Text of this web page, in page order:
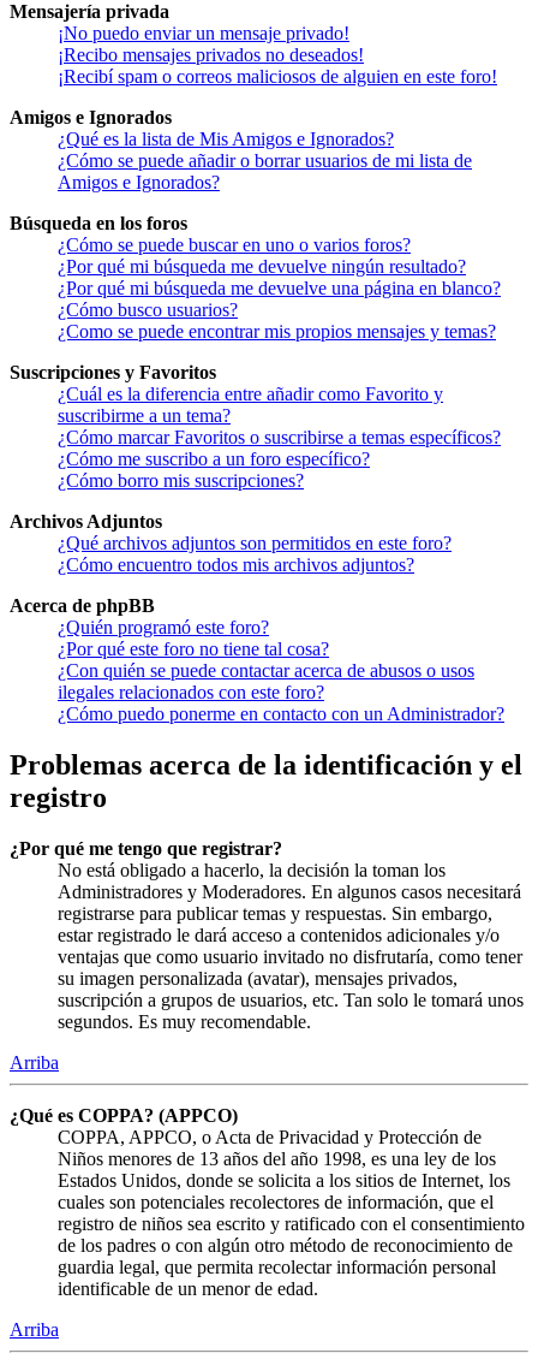
Mensajería privada
¡No puedo enviar un mensaje privado!
¡Recibo mensajes privados no deseados!
¡Recibí spam o correos maliciosos de alguien en este foro!
Amigos e Ignorados
¿Qué es la lista de Mis Amigos e Ignorados?
¿Cómo se puede añadir o borrar usuarios de mi lista de
Amigos e Ignorados?
Búsqueda en los foros
¿Cómo se puede buscar en uno o varios foros?
¿Por qué mi búsqueda me devuelve ningún resultado?
¿Por qué mi búsqueda me devuelve una página en blanco?
¿Cómo busco usuarios?
¿Como se puede encontrar mis propios mensajes y temas?
Suscripciones y Favoritos
¿Cuál es la diferencia entre añadir como Favorito y
suscribirme a un tema?
¿Cómo marcar Favoritos o suscribirse a temas específicos?
¿Cómo me suscribo a un foro específico?
¿Cómo borro mis suscripciones?
Archivos Adjuntos
¿Qué archivos adjuntos son permitidos en este foro?
¿Cómo encuentro todos mis archivos adjuntos?
Acerca de phpBB
¿Quién programó este foro?
¿Por qué este foro no tiene tal cosa?
¿Con quién se puede contactar acerca de abusos o usos
ilegales relacionados con este foro?
¿Cómo puedo ponerme en contacto con un Administrador?
Problemas acerca de la identificación y el
registro
¿Por qué me tengo que registrar?
No está obligado a hacerlo, la decisión la toman los
Administradores y Moderadores. En algunos casos necesitará
registrarse para publicar temas y respuestas. Sin embargo,
estar registrado le dará acceso a contenidos adicionales y/o
ventajas que como usuario invitado no disfrutaría, como tener
su imagen personalizada (avatar), mensajes privados,
suscripción a grupos de usuarios, etc. Tan solo le tomará unos
segundos. Es muy recomendable.
Arriba
¿Qué es COPPA? (APPCO)
COPPA, APPCO, o Acta de Privacidad y Protección de
Niños menores de 13 años del año 1998, es una ley de los
Estados Unidos, donde se solicita a los sitios de Internet, los
cuales son potenciales recolectores de información, que el
registro de niños sea escrito y ratificado con el consentimiento
de los padres o con algún otro método de reconocimiento de
guardia legal, que permita recolectar información personal
identificable de un menor de edad.
Arriba